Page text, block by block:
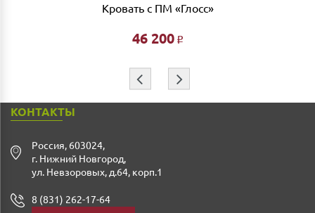
Ждем Вас в нашем салоне и желаем Вам приятных
⇦
Кровать с ПМ «Глосс»
46 200 Р
⇨
КОНТАКТЫ
Россия, 603024,
г. Нижний Новгород,
ул. Невзоровых, д.64, корп.1
8 (831) 262-17-64